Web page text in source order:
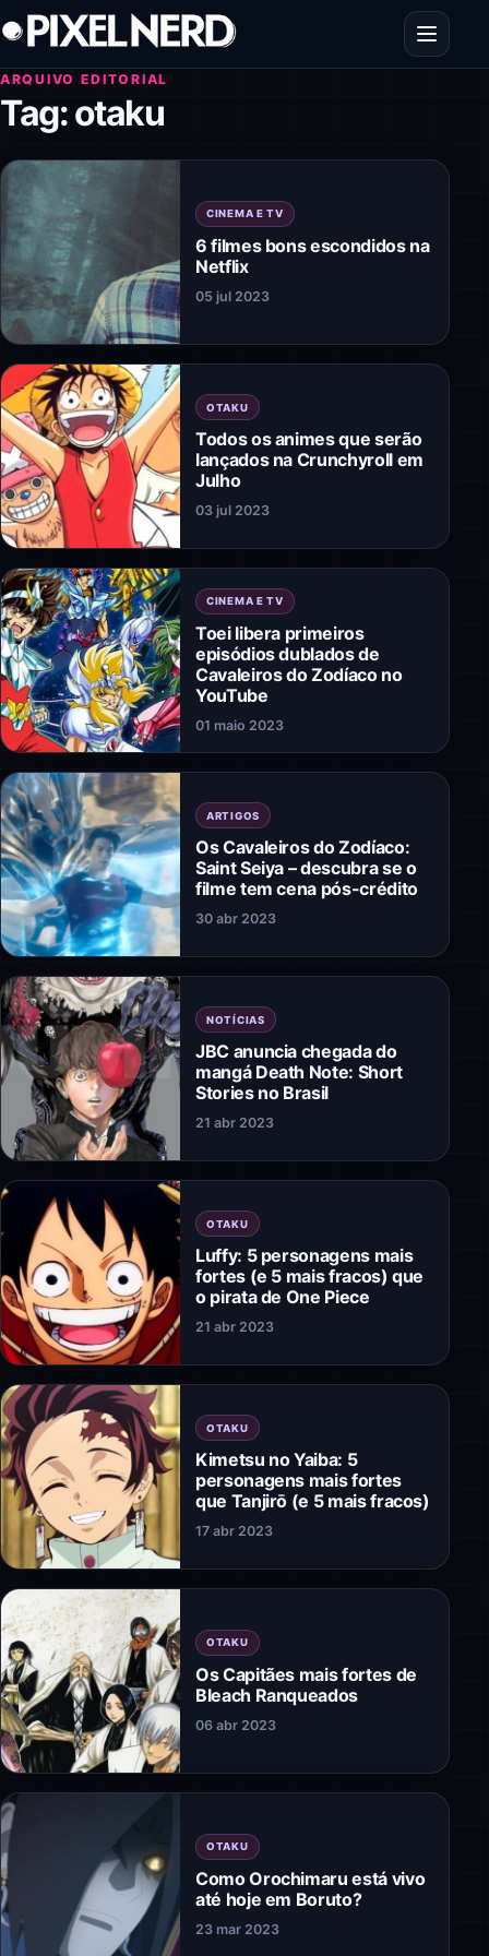
Pular para o conteúdo
Abrir
ARQUIVO EDITORIAL
Tag:otaku
CINEMA E TV
6 filmes bons escondidos na
Netflix
05 jul 2023
OTAKU
Todos os animes que serão
lançados na Crunchyroll em
Julho
03 jul 2023
CINEMA E TV
Toei libera primeiros
episódios dublados de
Cavaleiros do Zodíaco no
YouTube
01 maio 2023
ARTIGOS
Os Cavaleiros do Zodíaco:
Saint Seiya – descubra se o
filme tem cena pós-crédito
30 abr 2023
NOTÍCIAS
JBC anuncia chegada do
mangá Death Note: Short
Stories no Brasil
21 abr 2023
OTAKU
Luffy: 5 personagens mais
fortes (e 5 mais fracos) que
o pirata de One Piece
21 abr 2023
OTAKU
Kimetsu no Yaiba: 5
personagens mais fortes
que Tanjirō (e 5 mais fracos)
17 abr 2023
OTAKU
Os Capitães mais fortes de
Bleach Ranqueados
06 abr 2023
OTAKU
Como Orochimaru está vivo
até hoje em Boruto?
23 mar 2023